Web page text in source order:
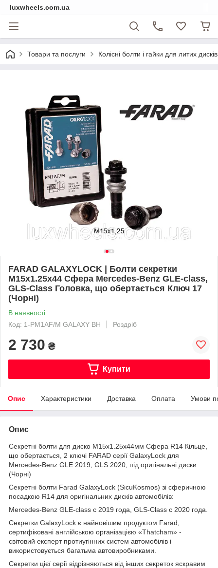
luxwheels.com.ua
Товари та послуги Колісні болти і гайки для литих
FARAD GALAXYLOCK | Болти секретки
М15х1.25х44 Сфера Mercedes-Benz GLE-class,
GLS-Class Головка, що обертається Ключ 17
(Чорні)
В наявності
Код: 1-PM1AF/M GALAXY BH
Роздріб
2 730 ₴
Купити
Опис Характеристики Доставка Оплата Умови
Опис
Секретні болти для диско М15x1.25x44мм Сфера R14 Кільце,
що обертається, 2 ключі FARAD серії GalaxyLock для
Mercedes-Benz GLE 2019; GLS 2020; під оригінальні диски
(Чорні)
Секретні болти Farad GalaxyLock (SicuKosmos) зі сферичною
посадкою R14 для оригінальних дисків автомобілів:
Mercedes-Benz GLE-class с 2019 года, GLS-Class с 2020 года.
Секретки GalaxyLock є найновішим продуктом Farad,
сертифіковані англійською організацією «Thatcham» -
світовий експерт протиугінних систем автомобілів і
використовується багатьма автовиробниками.
Секретки цієї серії відрізняються від інших секреток яскравим